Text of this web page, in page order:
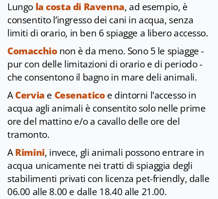
Lungo la costa di Ravenna, ad esempio, è
consentito l’ingresso dei cani in acqua, senza
limiti di orario, in ben 6 spiagge a libero accesso.
Comacchionon è da meno. Sono 5 le spiagge -
pur con delle limitazioni di orario e di periodo -
che consentono il bagno in mare deli animali.
ACervia e Cesenatico e dintorni l'accesso in
acqua agli animali è consentito solo nelle prime
ore del mattino e/o a cavallo delle ore del
tramonto.
ARimini, invece, gli animali possono entrare in
acqua unicamente nei tratti di spiaggia degli
stabilimenti privati con licenza pet-friendly, dalle
06.00 alle 8.00 e dalle 18.40 alle 21.00.